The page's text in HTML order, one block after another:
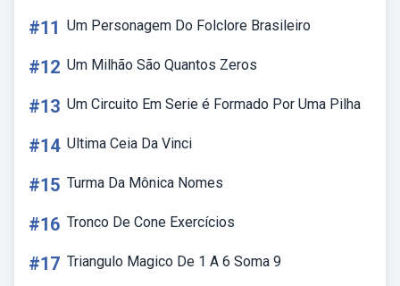
#11 Um Personagem Do Folclore Brasileiro
#12 Um Milhão São Quantos Zeros
#13 Um Circuito Em Serie é Formado Por Uma Pilha
#14 Ultima Ceia Da Vinci
#15 Turma Da Mônica Nomes
#16 Tronco De Cone Exercícios
#17 Triangulo Magico De 1 A 6 Soma 9